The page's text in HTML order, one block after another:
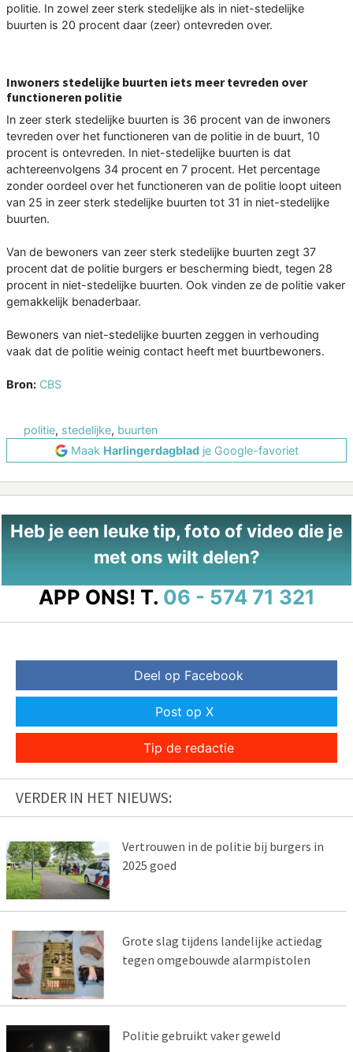
politie. In zowel zeer sterk stedelijke als in niet-stedelijke
buurten is 20 procent daar (zeer) ontevreden over.
Inwoners stedelijke buurten iets meer tevreden over
functioneren politie
In zeer sterk stedelijke buurten is 36 procent van de inwoners
tevreden over het functioneren van de politie in de buurt, 10
procent is ontevreden. In niet-stedelijke buurten is dat
achtereenvolgens 34 procent en 7 procent. Het percentage
zonder oordeel over het functioneren van de politie loopt uiteen
van 25 in zeer sterk stedelijke buurten tot 31 in niet-stedelijke
buurten.
Van de bewoners van zeer sterk stedelijke buurten zegt 37
procent dat de politie burgers er bescherming biedt, tegen 28
procent in niet-stedelijke buurten. Ook vinden ze de politie vaker
gemakkelijk benaderbaar.
Bewoners van niet-stedelijke buurten zeggen in verhouding
vaak dat de politie weinig contact heeft met buurtbewoners.
Bron: CBS
politie, stedelijke, buurten
Maak Harlingerdagbladje Google-favoriet
Heb je een leuke tip, foto of video die je
met ons wilt delen?
APP ONS! T. 06 - 574 71 321
Deel op Facebook
Post op X
Tip de redactie
VERDER IN HET NIEUWS:
Vertrouwen in de politie bij burgers in
2025 goed
Grote slag tijdens landelijke actiedag
tegen omgebouwde alarmpistolen
Politie gebruikt vaker geweld